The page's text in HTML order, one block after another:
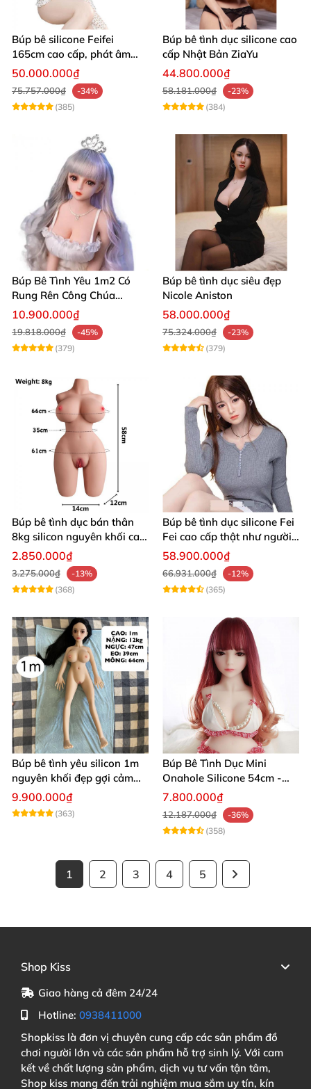
Búp bê silicone Feifei
165cm cao cấp, phát âm
chân thực, mềm mại
50.000.000₫
75.757.000₫
-34%
(385)
Búp bê tình dục silicone cao
cấp Nhật Bản ZiaYu
44.800.000₫
58.181.000₫
-23%
(384)
Búp Bê Tình Yêu 1m2 Có
Rung Rên Công Chúa
Anime Xinh Đẹp
10.900.000₫
19.818.000₫
-45%
(379)
Búp bê tình dục siêu đẹp
Nicole Aniston
58.000.000₫
75.324.000₫
-23%
(379)
Búp bê tình dục bán thân
8kg silicon nguyên khối cao
cấp
2.850.000₫
3.275.000₫
-13%
(368)
Búp bê tình dục silicone Fei
Fei cao cấp thật như người
giá tốt
58.900.000₫
66.931.000₫
-12%
(365)
Búp bê tình yêu silicon 1m
nguyên khối đẹp gợi cảm
giá rẻ
9.900.000₫
(363)
Búp Bê Tình Dục Mini
Onahole Silicone 54cm -
Gọn Nhẹ Giá Rẻ Mềm Mại
7.800.000₫
12.187.000₫
-36%
(358)
1 2 3 4 5
Shop Kiss
Giao hàng cả đêm 24/24
Hotline: 0938411000
Shopkiss là đơn vị chuyên cung cấp các sản phẩm đồ
chơi người lớn và các sản phẩm hỗ trợ sinh lý. Với cam
kết về chất lượng sản phẩm, dịch vụ tư vấn tận tâm,
Shop kiss mang đến trải nghiệm mua sắm uy tín, kín